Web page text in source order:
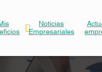
Noticias
Empresariales